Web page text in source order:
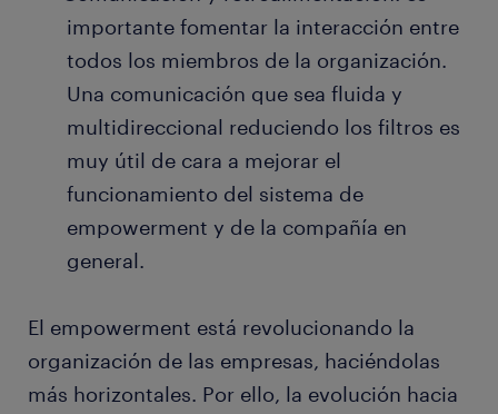
importante fomentar la interacción entre
todos los miembros de la organización.
Una comunicación que sea fluida y
multidireccional reduciendo los filtros es
muy útil de cara a mejorar el
funcionamiento del sistema de
empowerment y de la compañía en
general.
El empowerment está revolucionando la
organización de las empresas, haciéndolas
más horizontales. Por ello, la evolución hacia